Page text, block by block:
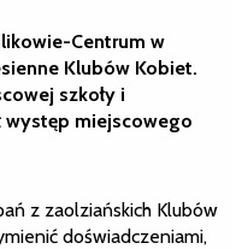
Centrum w
Klubów Kobiet.
szkoły i
występ miejscowego
z zaolziańskich Klubów
doświadczeniami,